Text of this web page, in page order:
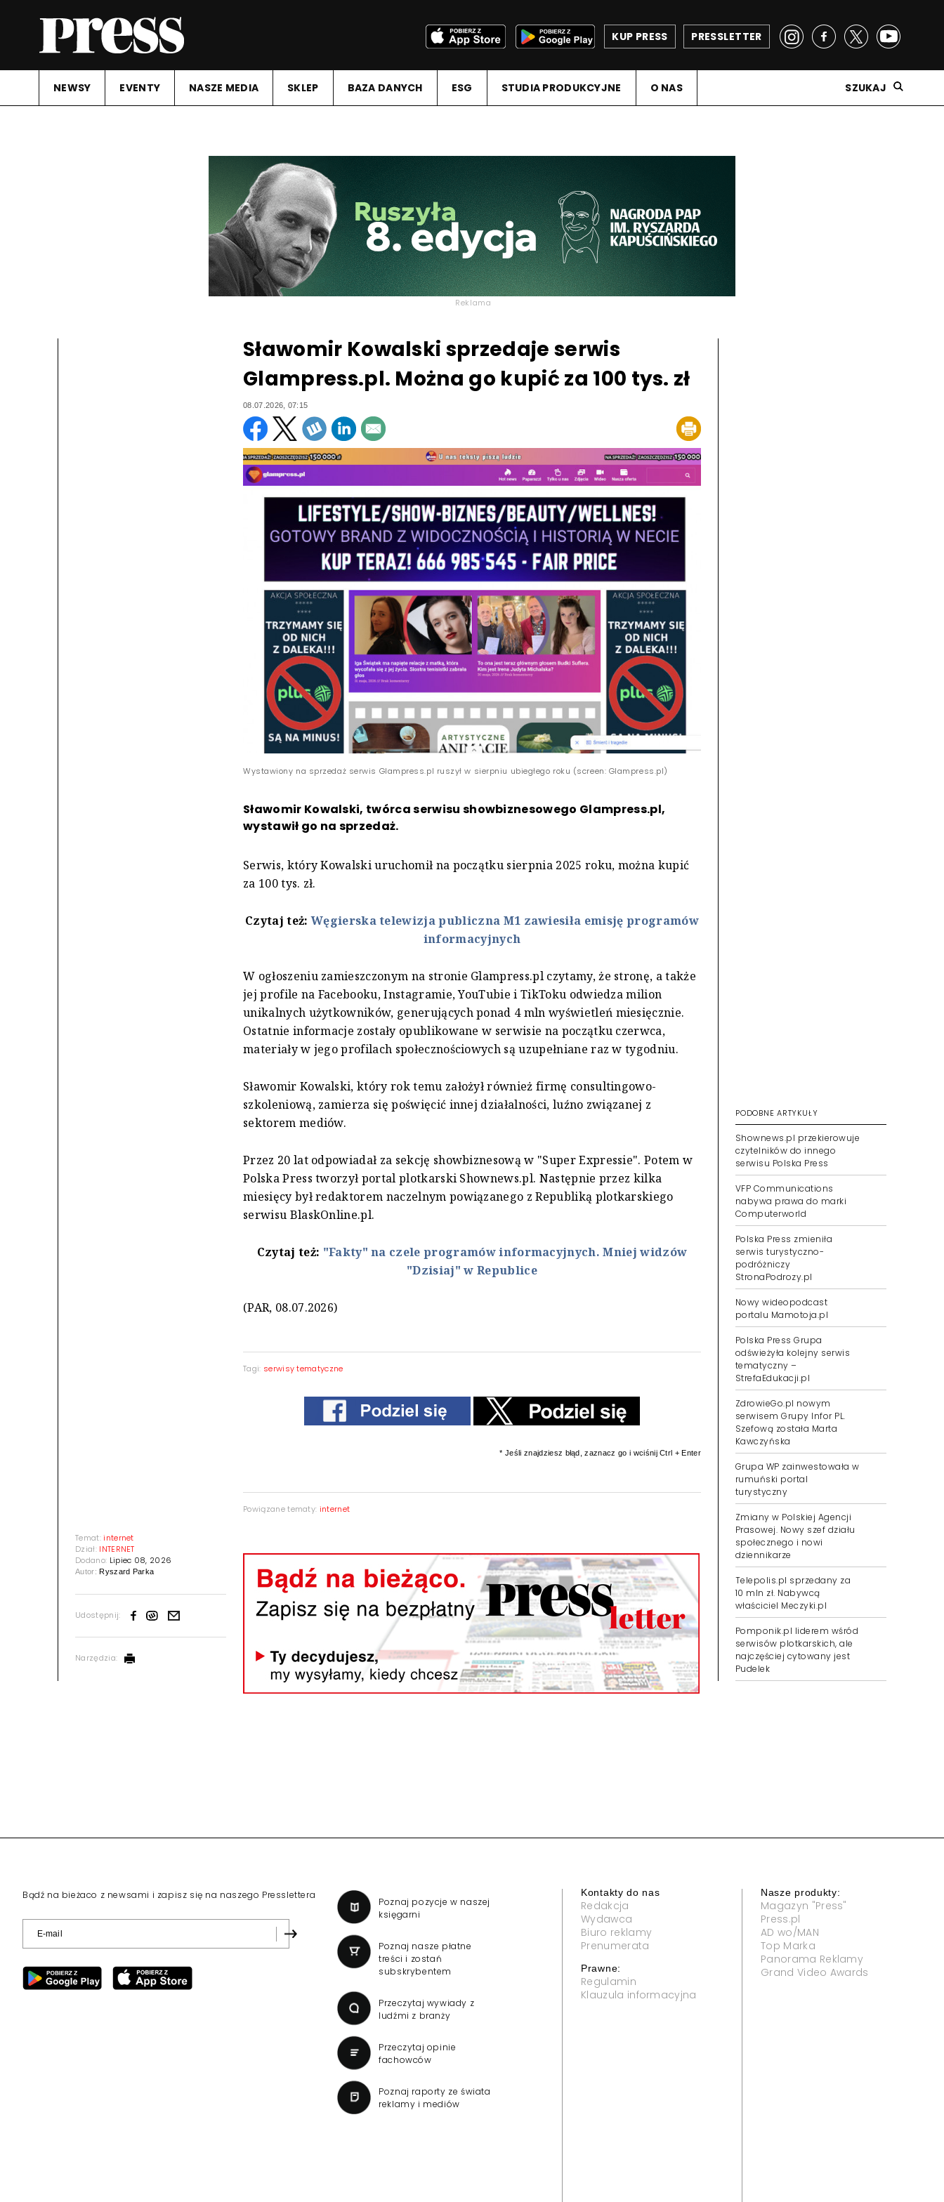
PRESSLETTER
KUP PRESS
NEWSY EVENTY NASZE MEDIA SKLEP BAZA DANYCH ESG STUDIA PRODUKCYJNE O NAS SZUKAJ
Reklama
Temat:internet
Dział: INTERNET
Dodano: Lipiec 08, 2026
Autor:Ryszard Parka
Udostępnij:
Narzędzia:
Sławomir Kowalski sprzedaje serwis
Glampress.pl. Można go kupić za 100 tys. zł
08.07.2026, 07:15
Wystawiony na sprzedaż serwis Glampress.pl ruszył w sierpniu ubiegłego roku (screen: Glampress.pl)
Sławomir Kowalski, twórca serwisu showbiznesowego Glampress.pl,
wystawił go na sprzedaż.
Serwis, który Kowalski uruchomił na początku sierpnia 2025 roku, można kupić
za 100 tys. zł.
Czytaj też:Węgierska telewizja publiczna M1 zawiesiła emisję programów
informacyjnych
W ogłoszeniu zamieszczonym na stronie Glampress.pl czytamy, że stronę, a także
jej profile na Facebooku, Instagramie, YouTubie i TikToku odwiedza milion
unikalnych użytkowników, generujących ponad 4 mln wyświetleń miesięcznie.
Ostatnie informacje zostały opublikowane w serwisie na początku czerwca,
materiały w jego profilach społecznościowych są uzupełniane raz w tygodniu.
Sławomir Kowalski, który rok temu założył również firmę consultingowo-
szkoleniową, zamierza się poświęcić innej działalności, luźno związanej z
sektorem mediów.
Przez 20 lat odpowiadał za sekcję showbiznesową w "Super Expressie". Potem w
Polska Press tworzył portal plotkarski Shownews.pl. Następnie przez kilka
miesięcy był redaktorem naczelnym powiązanego z Republiką plotkarskiego
serwisu BlaskOnline.pl.
Czytaj też: "Fakty" na czele programów informacyjnych. Mniej widzów
"Dzisiaj" w Republice
(PAR, 08.07.2026)
Tagi: serwisy tematyczne
* Jeśli znajdziesz błąd, zaznacz go i wciśnij Ctrl + Enter
Powiązane tematy: internet
PODOBNE ARTYKUŁY
Shownews.pl przekierowuje
czytelników do innego
serwisu Polska Press
VFP Communications
nabywa prawa do marki
Computerworld
Polska Press zmieniła
serwis turystyczno-
podróżniczy
StronaPodrozy.pl
Nowy wideopodcast
portalu Mamotoja.pl
Polska Press Grupa
odświeżyła kolejny serwis
tematyczny –
StrefaEdukacji.pl
ZdrowieGo.pl nowym
serwisem Grupy Infor PL.
Szefową została Marta
Kawczyńska
Grupa WP zainwestowała w
rumuński portal
turystyczny
Zmiany w Polskiej Agencji
Prasowej. Nowy szef działu
społecznego i nowi
dziennikarze
Telepolis.pl sprzedany za
10 mln zł. Nabywcą
właściciel Meczyki.pl
Pomponik.pl liderem wśród
serwisów plotkarskich, ale
najczęściej cytowany jest
Pudelek
Wniosek o przedłużenie koncesji dla TVN 24